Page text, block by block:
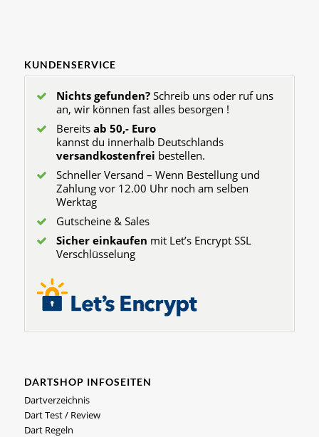
KUNDENSERVICE
Nichts gefunden?Schreib uns oder ruf uns
an, wir können fast alles besorgen !
Bereits ab 50,- Euro
kannst du innerhalb Deutschlands
versandkostenfrei bestellen.
Schneller Versand – Wenn Bestellung und
Zahlung vor 12.00 Uhr noch am selben
Werktag
Gutscheine & Sales
Sicher einkaufen mit Let’s Encrypt SSL
Verschlüsselung
DARTSHOP INFOSEITEN
Dartverzeichnis
Dart Test / Review
Dart Regeln